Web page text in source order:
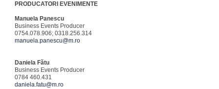
PRODUCATORI EVENIMENTE
Manuela Panescu
Business Events Producer
0754.078.906; 0318.256.314
manuela.panescu@m.ro
Daniela Fătu
Business Events Producer
0784 460.431
daniela.fatu@m.ro